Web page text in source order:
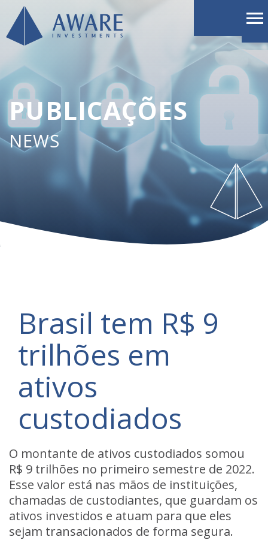
PUBLICAÇÕES
NEWS
Brasil tem R$ 9
trilhões em
ativos
custodiados
O montante de ativos custodiados somou
R$ 9 trilhões no primeiro semestre de 2022.
Esse valor está nas mãos de instituições,
chamadas de custodiantes, que guardam os
ativos investidos e atuam para que eles
sejam transacionados de forma segura.